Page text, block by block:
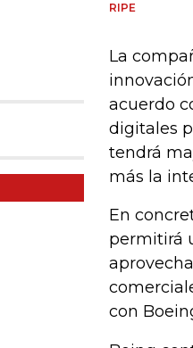
RIPE
La
acuerdo
digitales
tendrá
más la
En
permitirá
con